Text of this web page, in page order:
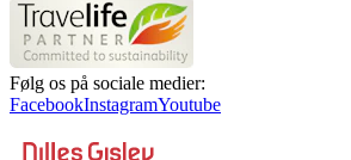
Følg os på sociale medier:
FacebookInstagramYoutube